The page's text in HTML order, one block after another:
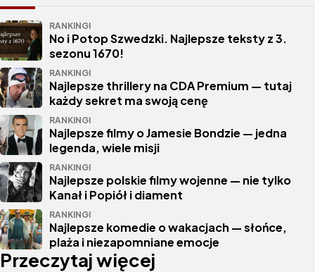
RANKINGI
No i Potop Szwedzki. Najlepsze teksty z 3.
sezonu 1670!
RANKINGI
Najlepsze thrillery na CDA Premium — tutaj
każdy sekret ma swoją cenę
RANKINGI
Najlepsze filmy o Jamesie Bondzie — jedna
legenda, wiele misji
RANKINGI
Najlepsze polskie filmy wojenne — nie tylko
Kanał i Popiół i diament
RANKINGI
Najlepsze komedie o wakacjach — słońce,
plaża i niezapomniane emocje
Przeczytaj więcej